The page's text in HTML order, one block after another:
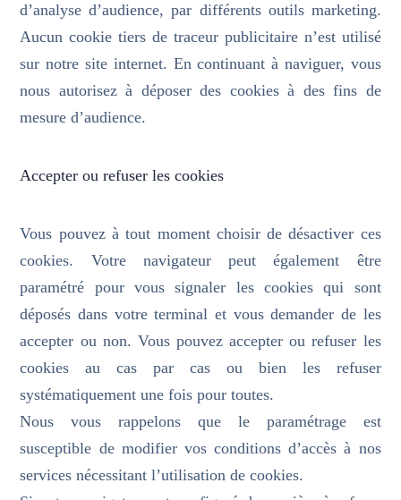
d’analyse d’audience, par différents outils marketing.
Aucun cookie tiers de traceur publicitaire n’est utilisé
sur notre site internet. En continuant à naviguer, vous
nous autorisez à déposer des cookies à des fins de
mesure d’audience.
Accepter ou refuser les cookies
Vous pouvez à tout moment choisir de désactiver ces
cookies. Votre navigateur peut également être
paramétré pour vous signaler les cookies qui sont
déposés dans votre terminal et vous demander de les
accepter ou non. Vous pouvez accepter ou refuser les
cookies au cas par cas ou bien les refuser
systématiquement une fois pour toutes.
Nous vous rappelons que le paramétrage est
susceptible de modifier vos conditions d’accès à nos
services nécessitant l’utilisation de cookies.